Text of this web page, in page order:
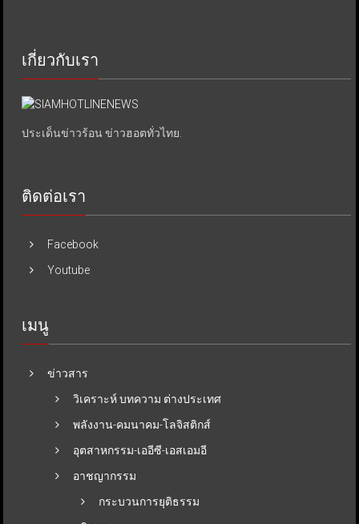
เกี่ยวกับเรา
ประเด็นข่าวร้อน ข่าวฮอตทั่วไทย.
ติดต่อเรา
Facebook
Youtube
เมนู
ข่าวสาร
วิเคราะห์ บทความ ต่างประเทศ
พลังงาน-คมนาคม-โลจิสติกส์
อุตสาหกรรม-เออีซี-เอสเอมอี
อาชญากรรม
กระบวนการยุติธรรม